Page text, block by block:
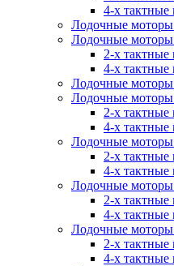
4-х тактные
Лодочные моторы
Лодочные
2-х
4-х
Лодочные моторы
Лодочные
2-х
4-х
Лодочные моторы
2-х тактные
4-х тактные
Лодочные моторы
2-х тактные
4-х тактные
Лодочные моторы
2-х
4-х тактные